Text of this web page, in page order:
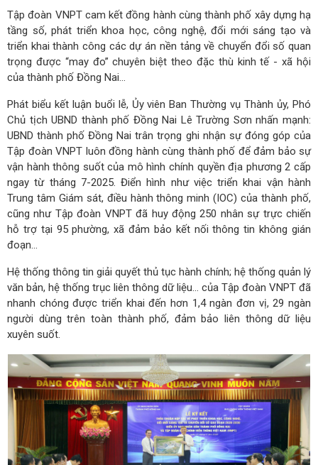
Tập đoàn VNPT cam kết đồng hành cùng thành phố xây dựng hạ
tầng số, phát triển khoa học, công nghệ, đổi mới sáng tạo và
triển khai thành công các dự án nền tảng về chuyển đổi số quan
trọng được “may đo” chuyên biệt theo đặc thù kinh tế - xã hội
của thành phố Đồng Nai…
Phát biểu kết luận buổi lễ, Ủy viên Ban Thường vụ Thành ủy, Phó
Chủ tịch UBND thành phố Đồng Nai Lê Trường Sơn nhấn mạnh:
UBND thành phố Đồng Nai trân trọng ghi nhận sự đóng góp của
Tập đoàn VNPT luôn đồng hành cùng thành phố để đảm bảo sự
vận hành thông suốt của mô hình chính quyền địa phương 2 cấp
ngay từ tháng 7-2025. Điển hình như việc triển khai vận hành
Trung tâm Giám sát, điều hành thông minh (IOC) của thành phố,
cũng như Tập đoàn VNPT đã huy động 250 nhân sự trực chiến
hỗ trợ tại 95 phường, xã đảm bảo kết nối thông tin không gián
đoạn…
Hệ thống thông tin giải quyết thủ tục hành chính; hệ thống quản lý
văn bản, hệ thống trục liên thông dữ liệu… của Tập đoàn VNPT đã
nhanh chóng được triển khai đến hơn 1,4 ngàn đơn vị, 29 ngàn
người dùng trên toàn thành phố, đảm bảo liên thông dữ liệu
xuyên suốt.